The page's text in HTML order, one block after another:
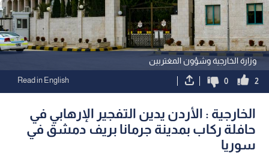
وزارة الخارجية وشؤون المغتربين
2
0
Read in English
الخارجية : الأردن يدين التفجير الإرهابي في
حافلة ركاب بمدينة جرمانا بريف دمشق في
سوريا